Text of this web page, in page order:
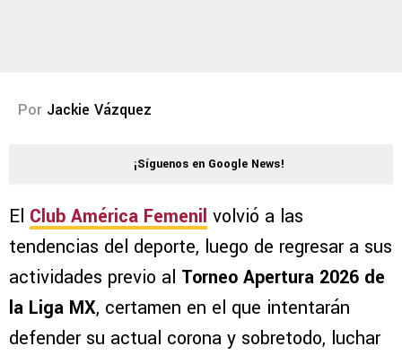
Por Jackie Vázquez
¡Síguenos en Google News!
El Club América Femenil volvió a las
tendencias del deporte, luego de regresar a sus
actividades previo al Torneo Apertura 2026 de
la Liga MX, certamen en el que intentarán
defender su actual corona y sobretodo, luchar